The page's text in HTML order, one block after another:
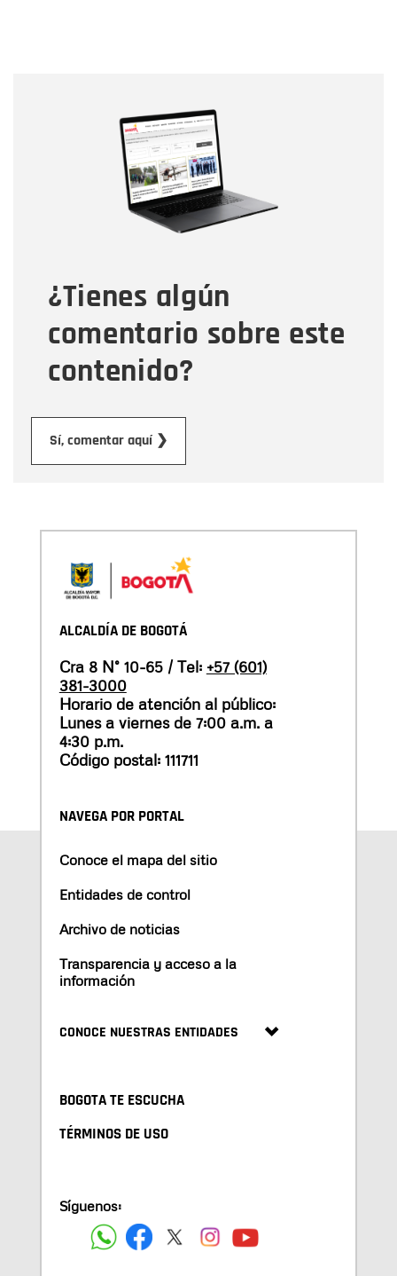
¿Tienes algún
comentario sobre este
contenido?
Sí, comentar aquí ❯
Correo electrónico
Tipo de comentario
Mensaje
ALCALDÍA DE BOGOTÁ
Cra 8 N° 10-65 / Tel: +57 (601)
381-3000
Horario de atención al público:
Lunes a viernes de 7:00 a.m. a
4:30 p.m.
Código postal: 111711
NAVEGA POR PORTAL
Conoce el mapa del sitio
Entidades de control
Archivo de noticias
Transparencia y acceso a la
información
CONOCE NUESTRAS ENTIDADES
BOGOTA TE ESCUCHA
TÉRMINOS DE USO
Síguenos: